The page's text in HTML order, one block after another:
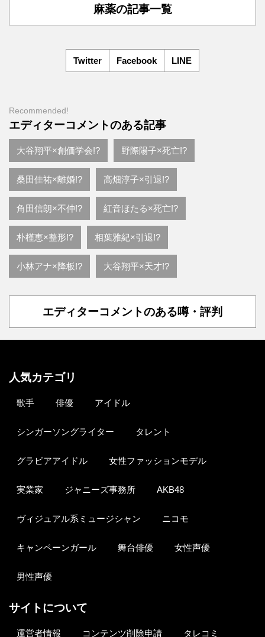
麻薬の記事一覧
Twitter Facebook LINE
Recommended!
エディターコメントのある記事
大谷翔平×創価学会!? 野際陽子×死亡!?
桑田佳祐×離婚!? 高畑淳子×引退!?
角田信朗×不仲!? 紅音ほたる×死亡!?
朴槿恵×整形!? 相葉雅紀×引退!?
小林アナ×降板!? 大谷翔平×天才!?
エディターコメントのある噂・評判
人気カテゴリ
歌手 俳優 アイドル
シンガーソングライター タレント
グラビアアイドル 女性ファッションモデル
実業家 ジャニーズ事務所 AKB48
ヴィジュアル系ミュージシャン ニコモ
キャンペーンガール 舞台俳優 女性声優
男性声優
サイトについて
運営者情報 コンテンツ削除申請 タレコミ